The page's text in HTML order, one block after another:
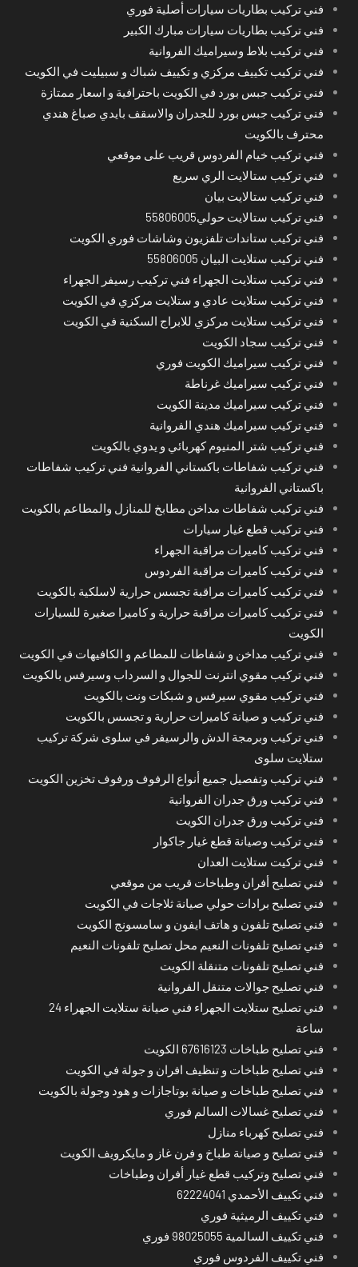
فني تركيب بطاريات سيارات أصلية فوري
فني تركيب بطاريات سيارات مبارك الكبير
فني تركيب بلاط وسيراميك الفروانية
فني تركيب تكييف مركزي و تكييف شباك و سبيليت في الكويت
فني تركيب جبس بورد في الكويت باحترافية و اسعار ممتازة
فني تركيب جبس بورد للجدران والاسقف بايدي صباغ هندي
محترف بالكويت
فني تركيب خيام الفردوس قريب على موقعي
فني تركيب ستالايت الري سريع
فني تركيب ستالايت بيان
فني تركيب ستالايت حولي55806005
فني تركيب ستاندات تلفزيون وشاشات فوري الكويت
فني تركيب ستلايت البيان 55806005
فني تركيب ستلايت الجهراء فني تركيب رسيفر الجهراء
فني تركيب ستلايت عادي و ستلايت مركزي في الكويت
فني تركيب ستلايت مركزي للابراج السكنية في الكويت
فني تركيب سجاد الكويت
فني تركيب سيراميك الكويت فوري
فني تركيب سيراميك غرناطة
فني تركيب سيراميك مدينة الكويت
فني تركيب سيراميك هندي الفروانية
فني تركيب شتر المنيوم كهربائي و يدوي بالكويت
فني تركيب شفاطات باكستاني الفروانية فني تركيب شفاطات
باكستاني الفروانية
فني تركيب شفاطات مداخن مطابخ للمنازل والمطاعم بالكويت
فني تركيب قطع غيار سيارات
فني تركيب كاميرات مراقبة الجهراء
فني تركيب كاميرات مراقبة الفردوس
فني تركيب كاميرات مراقبة تجسس حرارية لاسلكية بالكويت
فني تركيب كاميرات مراقبة حرارية و كاميرا صغيرة للسيارات
الكويت
فني تركيب مداخن و شفاطات للمطاعم و الكافيهات في الكويت
فني تركيب مقوي انترنت للجوال و السرداب وسيرفس بالكويت
فني تركيب مقوي سيرفس و شبكات ونت بالكويت
فني تركيب و صيانة كاميرات حرارية و تجسس بالكويت
فني تركيب وبرمجة الدش والرسيفر في سلوى شركة تركيب
ستلايت سلوى
فني تركيب وتفصيل جميع أنواع الرفوف ورفوف تخزين الكويت
فني تركيب ورق جدران الفروانية
فني تركيب ورق جدران الكويت
فني تركيب وصيانة قطع غيار جاكوار
فني تركيت ستلايت العدان
فني تصليح أفران وطباخات قريب من موقعي
فني تصليح برادات حولي صيانة ثلاجات في الكويت
فني تصليح تلفون و هاتف ايفون و سامسونج الكويت
فني تصليح تلفونات النعيم محل تصليح تلفونات النعيم
فني تصليح تلفونات متنقلة الكويت
فني تصليح جوالات متنقل الفروانية
فني تصليح ستلايت الجهراء فني صيانة ستلايت الجهراء 24
ساعة
فني تصليح طباخات 67616123 الكويت
فني تصليح طباخات و تنظيف افران و جولة في الكويت
فني تصليح طباخات و صيانة بوتاجازات و هود وجولة بالكويت
فني تصليح غسالات السالم فوري
فني تصليح كهرباء منازل
فني تصليح و صيانة طباخ و فرن غاز و مايكرويف الكويت
فني تصليح وتركيب قطع غيار أفران وطباخات
فني تكييف الأحمدي 62224041
فني تكييف الرميثية فوري
فني تكييف السالمية 98025055 فوري
فني تكييف الفردوس فوري